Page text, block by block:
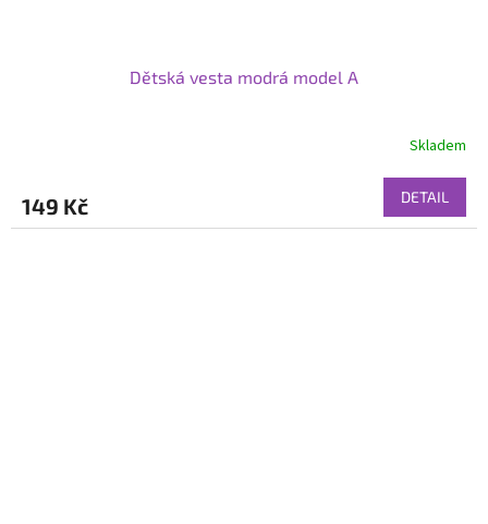
Dětská vesta modrá model A
Skladem
149 Kč DETAIL